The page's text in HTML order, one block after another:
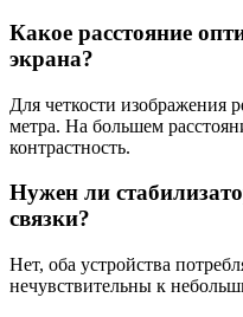
Какое расстояние
экрана?
Для четкости изображения
метра. На большем
контрастность.
Нужен ли
связки?
Нет, оба устройства
нечувствительны к